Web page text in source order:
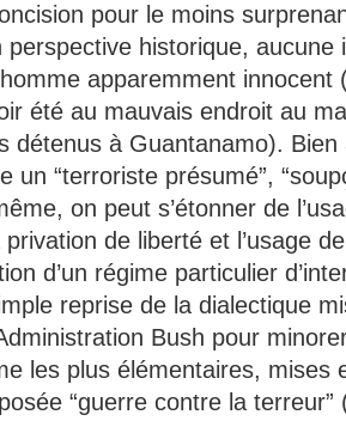
pour le moins
perspective historique, aucune
apparemment innocent
été au mauvais endroit au
détenus à Guantanamo).
un “terroriste présumé”,
on peut s’étonner de
de liberté et l’usage
d’un régime particulier
reprise de la dialectique
Bush pour
les plus élémentaires, mises
“guerre contre la terreur”